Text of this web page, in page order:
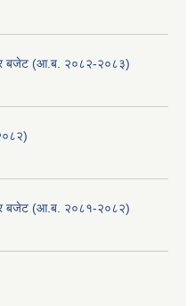
र बजेट (आ.ब. २०८२-२०८३)
र बजेट (आ.ब. २०८१-२०८२)